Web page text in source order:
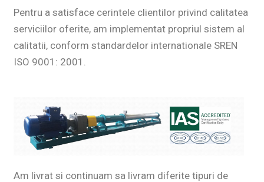
Pentru a satisface cerintele clientilor privind calitatea
serviciilor oferite, am implementat propriul sistem al
calitatii, conform standardelor internationale SREN
ISO 9001: 2001.
Am livrat si continuam sa livram diferite tipuri de